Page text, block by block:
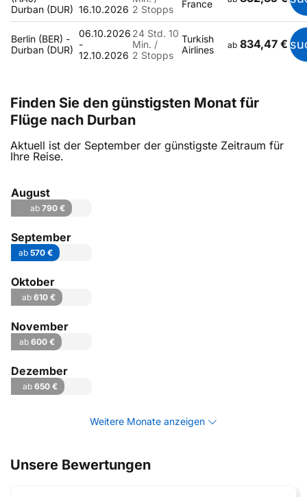
Durban (DUR) 16.10.2026 2 Stopps
France
Berlin (BER) -
Durban (DUR)
06.10.2026
-
12.10.2026
24 Std. 10
Min. /
2 Stopps
Turkish
Airlines
ab 834,47 €
Finden Sie den günstigsten Monat für
Flüge nach Durban
Aktuell ist der September der günstigste Zeitraum für
Ihre Reise.
August
ab790 €
September
ab570 €
Oktober
ab 610 €
November
ab 600 €
Dezember
ab 650 €
Weitere Monate anzeigen
Unsere Bewertungen